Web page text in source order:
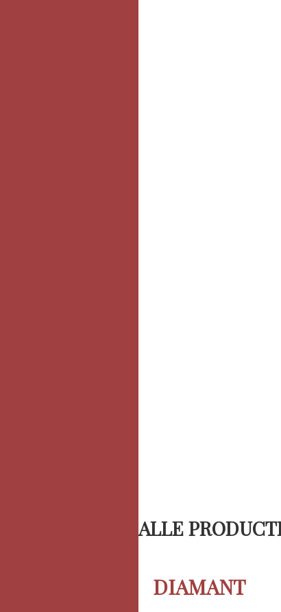
ALLE
DIAMANT